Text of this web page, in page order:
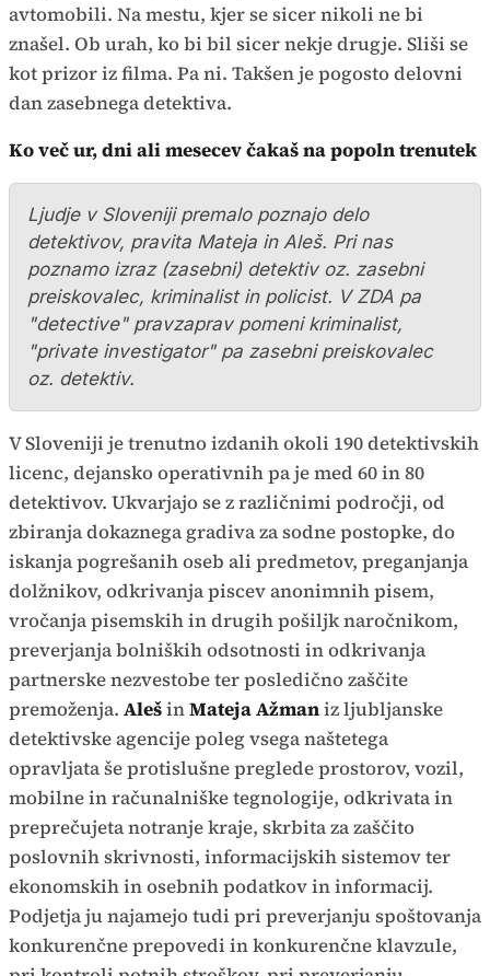
avtomobili. Na mestu, kjer se sicer nikoli ne bi
znašel. Ob urah, ko bi bil sicer nekje drugje. Sliši se
kot prizor iz filma. Pa ni. Takšen je pogosto delovni
dan zasebnega detektiva.
Ko več ur, dni ali mesecev čakaš na popoln trenutek
Ljudje v Sloveniji premalo poznajo delo
detektivov, pravita Mateja in Aleš. Pri nas
poznamo izraz (zasebni) detektiv oz. zasebni
preiskovalec, kriminalist in policist. V ZDA pa
"detective" pravzaprav pomeni kriminalist,
"private investigator" pa zasebni preiskovalec
oz. detektiv.
V Sloveniji je trenutno izdanih okoli 190 detektivskih
licenc, dejansko operativnih pa je med 60 in 80
detektivov. Ukvarjajo se z različnimi področji, od
zbiranja dokaznega gradiva za sodne postopke, do
iskanja pogrešanih oseb ali predmetov, preganjanja
dolžnikov, odkrivanja piscev anonimnih pisem,
vročanja pisemskih in drugih pošiljk naročnikom,
preverjanja bolniških odsotnosti in odkrivanja
partnerske nezvestobe ter posledično zaščite
premoženja. AlešinMateja Ažmaniz ljubljanske
detektivske agencije poleg vsega naštetega
opravljata še protislušne preglede prostorov, vozil,
mobilne in računalniške tegnologije, odkrivata in
preprečujeta notranje kraje, skrbita za zaščito
poslovnih skrivnosti, informacijskih sistemov ter
ekonomskih in osebnih podatkov in informacij.
Podjetja ju najamejo tudi pri preverjanju spoštovanja
konkurenčne prepovedi in konkurenčne klavzule,